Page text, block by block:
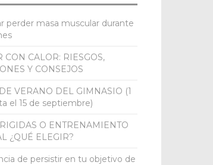
perder masa muscular durante
CON CALOR: RIESGOS,
Y CONSEJOS
VERANO DEL GIMNASIO (1
el 15 de septiembre)
O ENTRENAMIENTO
¿QUÉ ELEGIR?
de persistir en tu objetivo de